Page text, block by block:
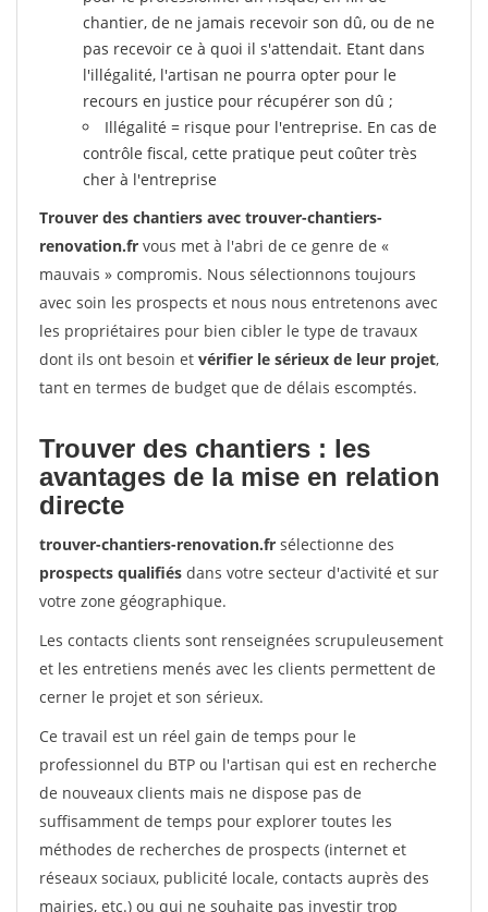
chantier, de ne jamais recevoir son dû, ou de ne
pas recevoir ce à quoi il s'attendait. Etant dans
l'illégalité, l'artisan ne pourra opter pour le
recours en justice pour récupérer son dû ;
Illégalité = risque pour l'entreprise. En cas de
contrôle fiscal, cette pratique peut coûter très
cher à l'entreprise
Trouver des chantiers avec trouver-chantiers-
renovation.fr vous met à l'abri de ce genre de «
mauvais » compromis. Nous sélectionnons toujours
avec soin les prospects et nous nous entretenons avec
les propriétaires pour bien cibler le type de travaux
dont ils ont besoin et vérifier le sérieux de leur projet,
tant en termes de budget que de délais escomptés.
Trouver des chantiers : les
avantages de la mise en relation
directe
trouver-chantiers-renovation.fr sélectionne des
prospects qualifiés dans votre secteur d'activité et sur
votre zone géographique.
Les contacts clients sont renseignées scrupuleusement
et les entretiens menés avec les clients permettent de
cerner le projet et son sérieux.
Ce travail est un réel gain de temps pour le
professionnel du BTP ou l'artisan qui est en recherche
de nouveaux clients mais ne dispose pas de
suffisamment de temps pour explorer toutes les
méthodes de recherches de prospects (internet et
réseaux sociaux, publicité locale, contacts auprès des
mairies, etc.) ou qui ne souhaite pas investir trop